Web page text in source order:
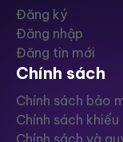
Đăng ký
Đăng nhập
Đăng tin mới
Chính sách
Chính sách bảo
Chính sách khiếu
Chính sách và